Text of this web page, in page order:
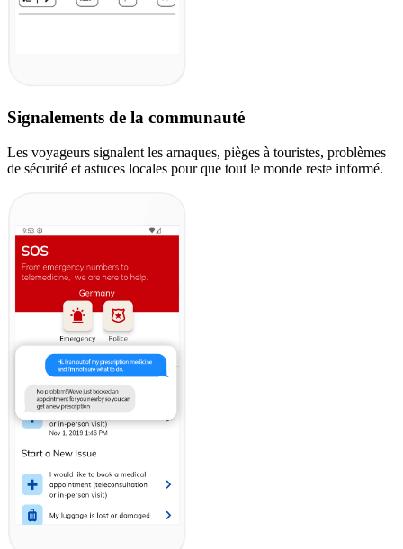
Signalements de la communauté
Les voyageurs signalent les arnaques, pièges à touristes, problèmes
de sécurité et astuces locales pour que tout le monde reste informé.